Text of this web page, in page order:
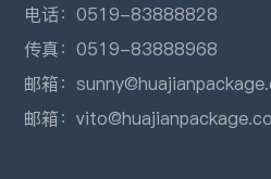
电话：0519-83888828
传真：0519-83888968
邮箱：
邮箱：